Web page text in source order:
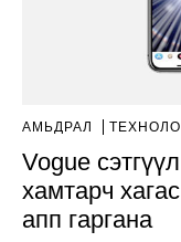
АМЬДРАЛ
Vogue
хамтарч
апп гаргана